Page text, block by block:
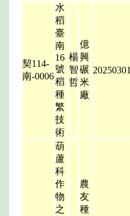
契114-
南-0006
水
稻
臺
南
16
號
稻
種
繁
技
術
楊
智
哲
億
興
碾
米
廠
20250301
葫
蘆
科
作
物
之
農
友
種